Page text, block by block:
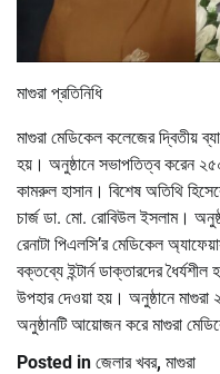
মাগুরা প্রতিনিধি
মাগুরা মেডিকেল কলেজের দ্বিতীয়
হয়। অনুষ্ঠানে সভাপতিত্ব করেন ২৫০
কামরুল হাসান। বিশেষ অতিথি
চার্জ ডা. মো. রোবিউল ইসলাম।
রেনাটা পিএলসি’র মেডিকেল
বক্তব্যে ইন্টার্ন ডাক্তারদের
উপহার দেওয়া হয়। অনুষ্ঠানে মাগুরা
অনুষ্ঠানটি আয়োজন করে মাগুরা
Posted in জেলার খবর, মাগুরা